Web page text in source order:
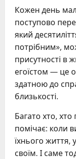
Кожен день
поступово
який
потрібним»,
присутності в
егоїстом — це
здатною до
близькості.
Багато хто,
помічає: коли
їхнього життя,
своїм. І саме